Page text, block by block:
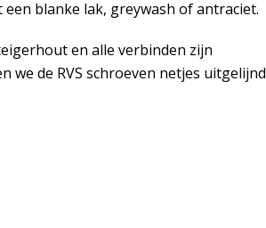
blanke lak, greywash of antraciet.
en alle verbinden zijn
we de RVS schroeven netjes uitgelijnd